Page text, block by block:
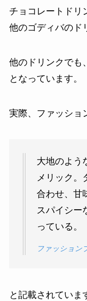
チョコレートドリ
他のゴディバのド
他のドリンクでも
となっています。
実際、ファッショ
大地のよう
メリック。
合わせ、甘
スパイシー
っている。
ファッション
と記載されていま